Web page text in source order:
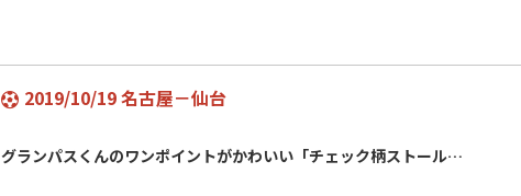
2019/10/19 名古屋－仙台
グランパスくんのワンポイントがかわいい「チェック柄ストール…